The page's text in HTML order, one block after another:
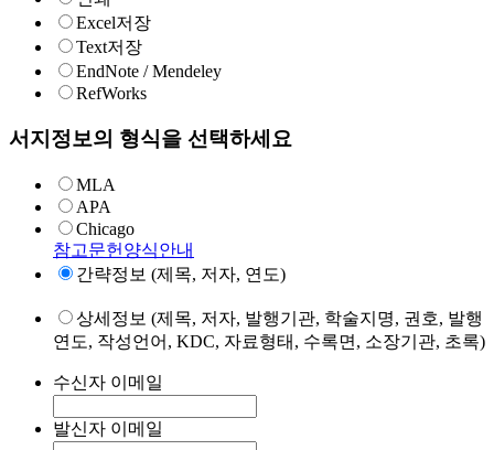
Excel저장
Text저장
EndNote / Mendeley
RefWorks
서지정보의 형식을 선택하세요
MLA
APA
Chicago
참고문헌양식안내
간략정보 (제목, 저자, 연도)
상세정보 (제목, 저자, 발행기관, 학술지명, 권호, 발행
연도, 작성언어, KDC, 자료형태, 수록면, 소장기관, 초록)
수신자 이메일
발신자 이메일